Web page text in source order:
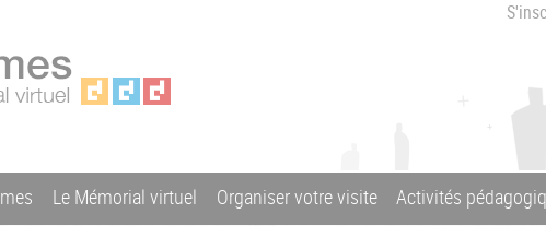
Le Mémorial virtuel Organiser votre visite Activités